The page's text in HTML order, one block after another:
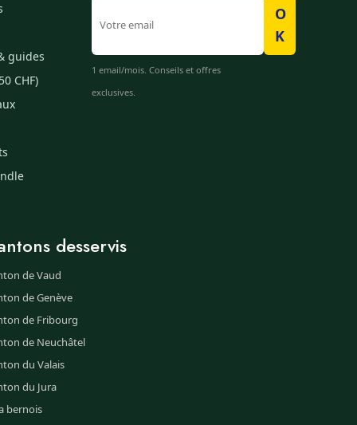
guides
CHF)
O
K
1 email/mois. Conseils et offres
exclusives.
desservis
de Vaud
de Genève
de Fribourg
de Neuchâtel
du Valais
du Jura
bernois